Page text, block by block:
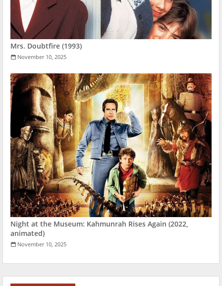
Mrs. Doubtfire (1993)
November 10, 2025
Night at the Museum: Kahmunrah Rises Again (2022,
animated)
November 10, 2025